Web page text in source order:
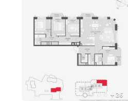
+ 26